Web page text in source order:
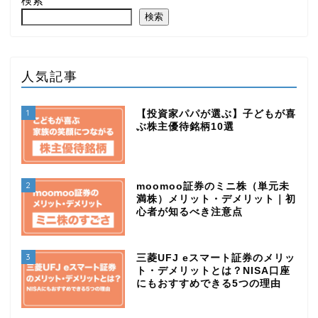
検索
人気記事
1
【投資家パパが選ぶ】子どもが喜
ぶ株主優待銘柄10選
2
moomoo証券のミニ株（単元未
満株）メリット・デメリット｜初
心者が知るべき注意点
3
三菱UFJ eスマート証券のメリッ
ト・デメリットとは？NISA口座
にもおすすめできる5つの理由